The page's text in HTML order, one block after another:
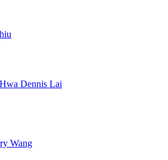
Dennis Lai
Wang